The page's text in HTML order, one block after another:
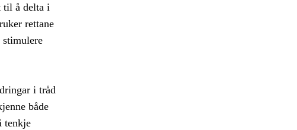
til å delta i
rettane
i tråd
både
tenkje